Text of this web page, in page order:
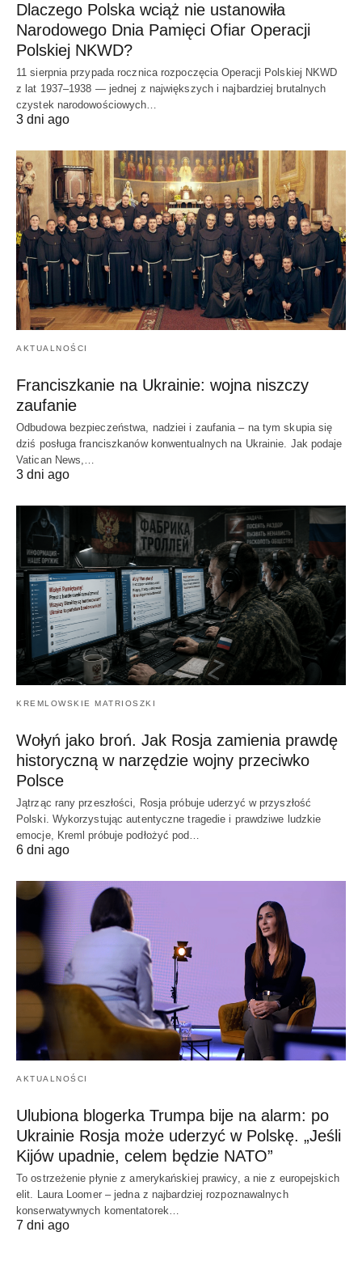
Dlaczego Polska wciąż nie ustanowiła
Narodowego Dnia Pamięci Ofiar Operacji
Polskiej NKWD?
11 sierpnia przypada rocznica rozpoczęcia Operacji Polskiej NKWD
z lat 1937–1938 — jednej z największych i najbardziej brutalnych
czystek narodowościowych…
3 dni ago
AKTUALNOŚCI
Franciszkanie na Ukrainie: wojna niszczy
zaufanie
Odbudowa bezpieczeństwa, nadziei i zaufania – na tym skupia się
dziś posługa franciszkanów konwentualnych na Ukrainie. Jak podaje
Vatican News,…
3 dni ago
KREMLOWSKIE MATRIOSZKI
Wołyń jako broń. Jak Rosja zamienia prawdę
historyczną w narzędzie wojny przeciwko
Polsce
Jątrząc rany przeszłości, Rosja próbuje uderzyć w przyszłość
Polski. Wykorzystując autentyczne tragedie i prawdziwe ludzkie
emocje, Kreml próbuje podłożyć pod…
6 dni ago
AKTUALNOŚCI
Ulubiona blogerka Trumpa bije na alarm: po
Ukrainie Rosja może uderzyć w Polskę. „Jeśli
Kijów upadnie, celem będzie NATO”
To ostrzeżenie płynie z amerykańskiej prawicy, a nie z europejskich
elit. Laura Loomer – jedna z najbardziej rozpoznawalnych
konserwatywnych komentatorek…
7 dni ago